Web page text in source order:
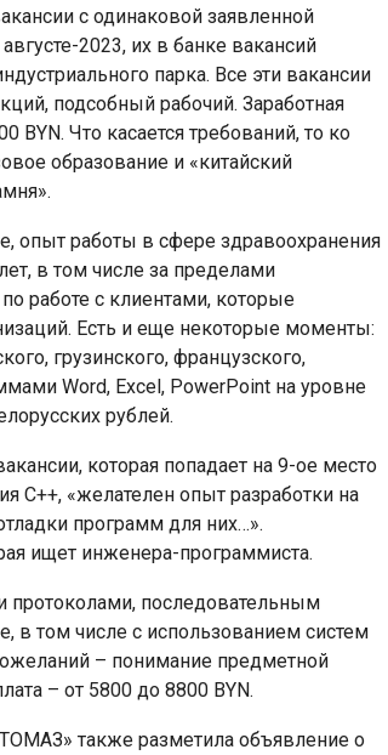
с одинаковой заявленной
2023, их в банке вакансий
парка. Все эти вакансии
подсобный рабочий. Заработная
BYN. Что касается требований, то ко
образование и «китайский
опыт работы в сфере здравоохранения
в том числе за пределами
работе с клиентами, которые
Есть и еще некоторые моменты:
грузинского, французского,
Word, Excel, PowerPoint на уровне
рублей.
которая попадает на 9-ое место
C++, «желателен опыт разработки на
программ для них…».
ищет инженера-программиста.
протоколами, последовательным
в том числе с использованием систем
– понимание предметной
– от 5800 до 8800 BYN.
также разметила объявление о